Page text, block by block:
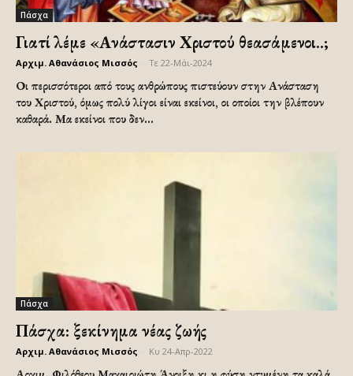
Πάσχα
Γιατί λέμε «Ανάστασιν Χριστού θεασάμενοι..;
Αρχιμ. Αθανάσιος Μισσός Τε 22-Μάι-2024
Οι περισσότεροι από τους ανθρώπους πιστεύουν στην Ανάσταση
του Χριστού, όμως πολύ λίγοι είναι εκείνοι, οι οποίοι την βλέπουν
καθαρά. Μα εκείνοι που δεν...
Πάσχα
Πάσχα: ξεκίνημα νέας ζωής
Αρχιμ. Αθανάσιος Μισσός Κυ 24-Απρ-2022